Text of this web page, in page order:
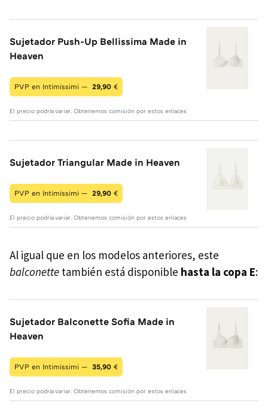
Sujetador Push-Up Bellissima Made in
Heaven
PVP en Intimissimi — 29,90 €
El precio podría variar. Obtenemos comisión por estos enlaces
Sujetador Triangular Made in Heaven
PVP en Intimissimi — 29,90 €
El precio podría variar. Obtenemos comisión por estos enlaces
Al igual que en los modelos anteriores, este
balconette también está disponible hasta la copa E:
Sujetador Balconette Sofia Made in
Heaven
PVP en Intimissimi — 35,90 €
El precio podría variar. Obtenemos comisión por estos enlaces